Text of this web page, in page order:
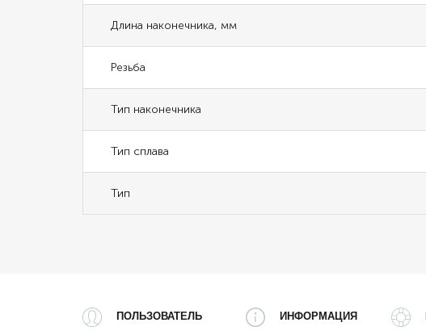
Длина наконечника, мм
Резьба
Тип наконечника
Тип сплава
Тип
ПОЛЬЗОВАТЕЛЬ ИНФОРМАЦИЯ